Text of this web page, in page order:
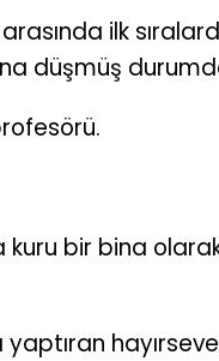
ilk
düşmüş
kuru bir bina
yaptıran